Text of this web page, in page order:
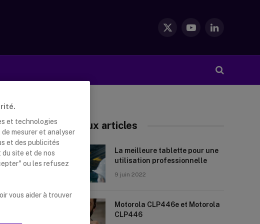
X
YouTubeLinkedIn
Nouveaux articles
La meilleure tablette pour une
utilisation professionnelle
9 juin 2022
Motorola CLP446e et Motorola
CLP446
et technologies
mesurer et analyser
et des publicités
site et de nos
ou les refusez
vous aider à trouver